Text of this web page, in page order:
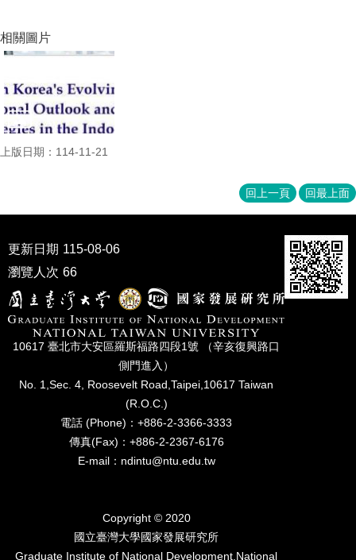
在
職
班
學
術
研
展
究
期
刊
口
區
相關圖片
上版日期：114-11-21
回上一頁 回最上面
更新日期 115-08-06
瀏覽人次 66
10617 臺北市⼤安區羅斯福路四段1號 （辛亥復興路⼝
側⾨進入）
No. 1,Sec. 4, Roosevelt Road,Taipei,10617 Taiwan
(R.O.C.)
電話 (Phone)：+886-2-3366-3333
傳真(Fax)：+886-2-2367-6176
E-mail：ndintu@ntu.edu.tw
Copyright © 2020
國立臺灣⼤學國家發展研究所
Graduate Institute of National Development,National